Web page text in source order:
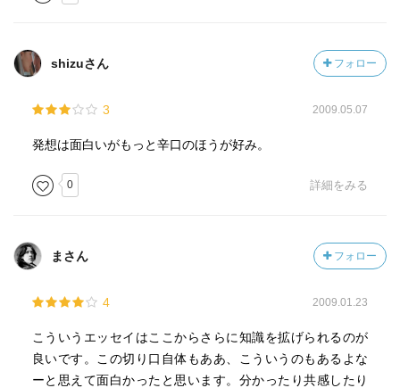
shizuさん フォロー
3 2009.05.07
発想は面白いがもっと辛口のほうが好み。
0 詳細をみる
まさん フォロー
4 2009.01.23
こういうエッセイはここからさらに知識を拡げられるのが
良いです。この切り口自体もああ、こういうのもあるよな
ーと思えて面白かったと思います。分かったり共感したり